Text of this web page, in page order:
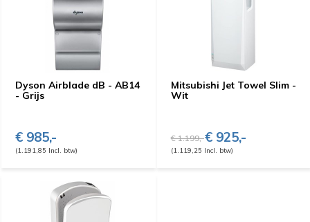
Dyson Airblade dB - AB14
- Grijs
€ 985,-
(1.191,85 Incl. btw)
Mitsubishi Jet Towel Slim -
Wit
€ 1.199,-€ 925,-
(1.119,25 Incl. btw)